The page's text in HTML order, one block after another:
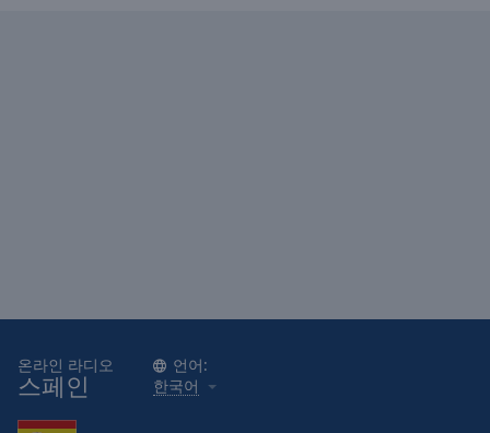
Style
Font
온라인 라디오
스페인
언어:
한국어